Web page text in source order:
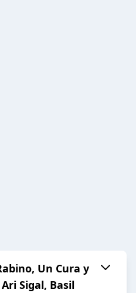
Un Cura y
Sigal, Basil